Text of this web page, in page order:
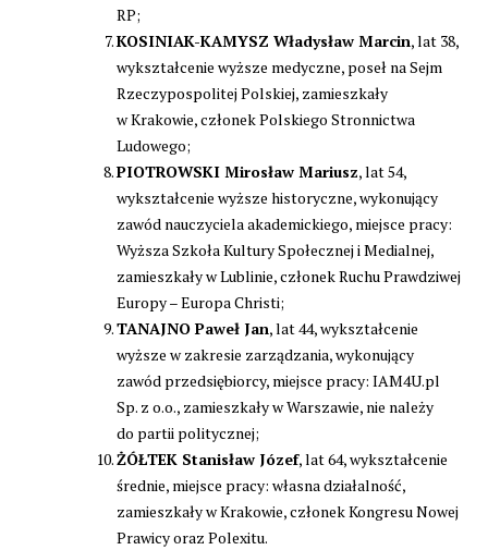
RP;
KOSINIAK-KAMYSZ Władysław Marcin, lat 38,
wykształcenie wyższe medyczne, poseł na Sejm
Rzeczypospolitej Polskiej, zamieszkały
w Krakowie, członek Polskiego Stronnictwa
Ludowego;
PIOTROWSKI Mirosław Mariusz, lat 54,
wykształcenie wyższe historyczne, wykonujący
zawód nauczyciela akademickiego, miejsce pracy:
Wyższa Szkoła Kultury Społecznej i Medialnej,
zamieszkały w Lublinie, członek Ruchu Prawdziwej
Europy – Europa Christi;
TANAJNO Paweł Jan, lat 44, wykształcenie
wyższe w zakresie zarządzania, wykonujący
zawód przedsiębiorcy, miejsce pracy: IAM4U.pl
Sp. z o.o., zamieszkały w Warszawie, nie należy
do partii politycznej;
ŻÓŁTEK Stanisław Józef, lat 64, wykształcenie
średnie, miejsce pracy: własna działalność,
zamieszkały w Krakowie, członek Kongresu Nowej
Prawicy oraz Polexitu.